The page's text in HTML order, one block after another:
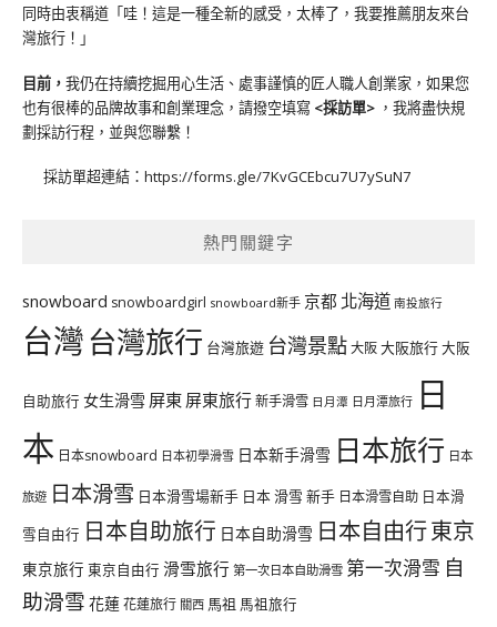
同時由衷稱道「哇！這是一種全新的感受，太棒了，我要推薦朋友來台
灣旅行！」
目前， 我仍在持續挖掘用心生活、處事謹慎的匠人職人創業家，如果您
也有很棒的品牌故事和創業理念，請撥空填寫 <採訪單> ，我將盡快規
劃採訪行程，並與您聯繫！
採訪單超連結： https://forms.gle/7KvGCEbcu7U7ySuN7
熱門關鍵字
snowboard snowboardgirl snowboard新手 京都 北海道 南投旅行
台灣台灣旅行 台灣旅遊 台灣景點大阪大阪旅行大阪
自助旅行 女生滑雪 屏東 屏東旅行新手滑雪 日月潭 日月潭旅行 日
本 日本snowboard 日本初學滑雪 日本新手滑雪 日本旅行 日本
旅遊 日本滑雪 日本滑雪場新手 日本 滑雪 新手 日本滑雪自助 日本滑
雪自由行 日本自助旅行 日本自助滑雪 日本自由行東京
東京旅行 東京自由行 滑雪旅行 第一次日本自助滑雪 第一次滑雪 自
助滑雪 花蓮花蓮旅行 關西 馬祖 馬祖旅行